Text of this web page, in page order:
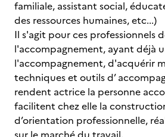
familiale, assistant social,
des ressources humaines, etc...)
Il s'agit pour ces professionnels
l'accompagnement, ayant déjà
l'accompagnement, d'acquérir
techniques et outils d’
rendent actrice la personne
facilitent chez elle la
d’orientation professionnelle,